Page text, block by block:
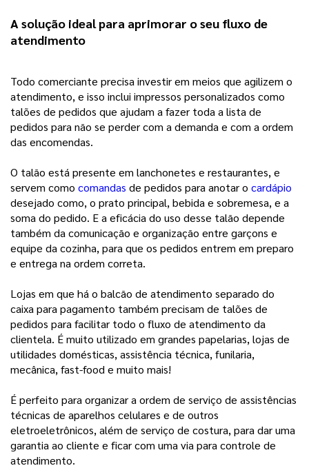
A solução ideal para aprimorar o seu fluxo de
atendimento
Todo comerciante precisa investir em meios que agilizem o
atendimento, e isso inclui impressos personalizados como
talões de pedidos que ajudam a fazer toda a lista de
pedidos para não se perder com a demanda e com a ordem
das encomendas.
O talão está presente em lanchonetes e restaurantes, e
servem como comandas de pedidos para anotar o cardápio
desejado como, o prato principal, bebida e sobremesa, e a
soma do pedido. E a eficácia do uso desse talão depende
também da comunicação e organização entre garçons e
equipe da cozinha, para que os pedidos entrem em preparo
e entrega na ordem correta.
Lojas em que há o balcão de atendimento separado do
caixa para pagamento também precisam de talões de
pedidos para facilitar todo o fluxo de atendimento da
clientela. É muito utilizado em grandes papelarias, lojas de
utilidades domésticas, assistência técnica, funilaria,
mecânica, fast-food e muito mais!
É perfeito para organizar a ordem de serviço de assistências
técnicas de aparelhos celulares e de outros
eletroeletrônicos, além de serviço de costura, para dar uma
garantia ao cliente e ficar com uma via para controle de
atendimento.